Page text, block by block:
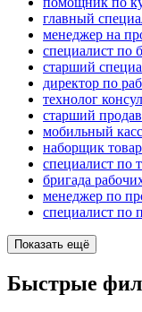
главный
менеджер на
специалист по
старший
директор по
технолог
старший
мобильный
наборщик
специалист по
бригада
менеджер по
специалист по
Показать ещё
Быстрые